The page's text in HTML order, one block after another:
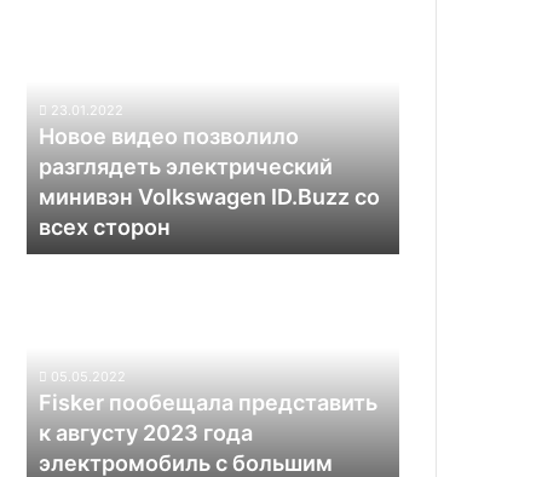
минивэн
ID.Buzz
со
всех
сторон
23.01.2022
Новое видео позволило
разглядеть электрический
минивэн Volkswagen ID.Buzz со
всех сторон
2023
электромобиль
05.05.2022
Fisker пообещала представить
к августу 2023 года
электромобиль с большим